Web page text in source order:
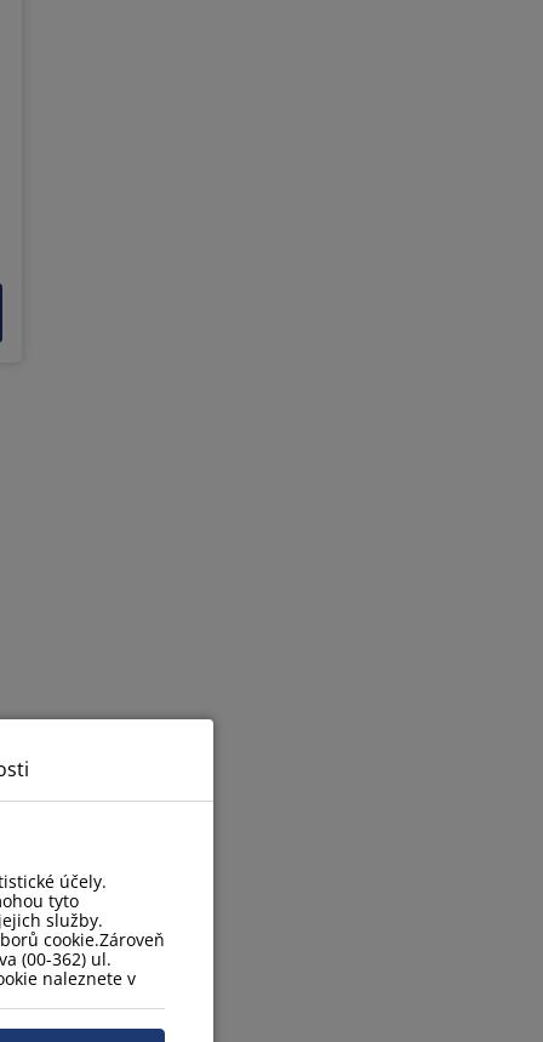
účely.
tyto
služby.
cookie.Zároveň
(00-362) ul.
naleznete v